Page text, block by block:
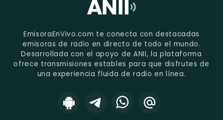
EmisoraEnVivo.com te conecta con destacadas
emisoras de radio en directo de todo el mundo.
Desarrollada con el apoyo de ANII, la plataforma
ofrece transmisiones estables para que disfrutes de
una experiencia fluida de radio en línea.